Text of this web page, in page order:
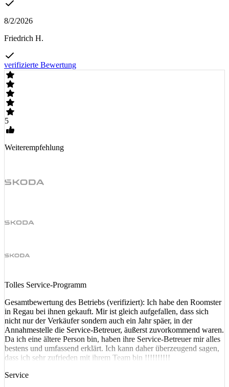
8/2/2026
Friedrich H.
verifizierte Bewertung
5
Weiterempfehlung
Tolles Service-Programm
Gesamtbewertung des Betriebs (verifiziert): Ich habe den Roomster
in Regau bei ihnen gekauft. Mir ist gleich aufgefallen, dass sich
nicht nur der Verkäufer sondern auch ein Jahr späer, in der
Annahmestelle die Service-Betreuer, äußerst zuvorkommend waren.
Da ich eine ältere Person bin, haben ihre Service-Betreuer mir alles
bestens und umfassend erklärt. Ich kann daher überzeugend sagen,
dass ich sehr zufrieden mit ihrem Team bin !!!!!!!!!!
Service